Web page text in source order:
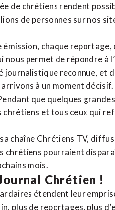
de chrétiens rendent
de personnes sur nos
émission, chaque
nous permet de répondre
journalistique reconnue, et
arrivons à un moment
que quelques
chrétiens et tous ceux qui
chaîne Chrétiens TV,
chrétiens pourraient
mois.
Chrétien !
étendent leur
plus de reportages, plus